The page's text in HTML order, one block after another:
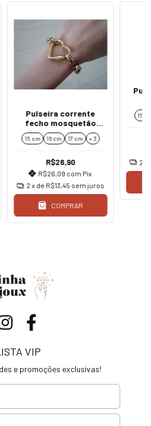
Pulseira corrente
fecho mosquetão
coração ouro
15 cm 16 cm 17 cm + 3
R$26,90
R$26,09 com Pix
2x de R$13,45 sem juros
COMPRAR
15
2
VIP
e promoções exclusivas!